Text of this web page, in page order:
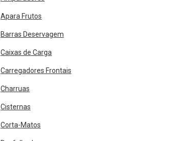
Apara Frutos
Barras Deservagem
Caixas de Carga
Carregadores Frontais
Charruas
Cisternas
Corta-Matos